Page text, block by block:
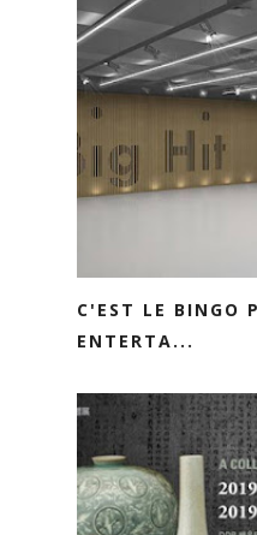
C'EST LE BINGO
ENTERTA...